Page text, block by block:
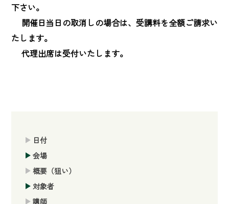
日付
会場
概要（狙い）
対象者
講師
下さい。
開催日当日の取消しの場合は、受講料を全額ご請求い
たします。
代理出席は受付いたします。